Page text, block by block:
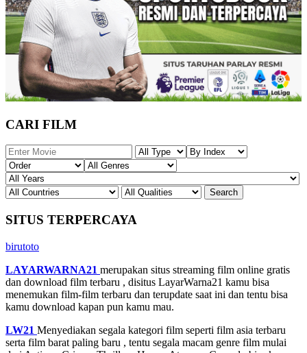
CARI FILM
SITUS TERPERCAYA
birutoto
LAYARWARNA21 merupakan situs streaming film online gratis
dan download film terbaru , disitus LayarWarna21 kamu bisa
menemukan film-film terbaru dan terupdate saat ini dan tentu bisa
kamu download kapan pun kamu mau.
LW21 Menyediakan segala kategori film seperti film asia terbaru
serta film barat paling baru , tentu segala macam genre film mulai